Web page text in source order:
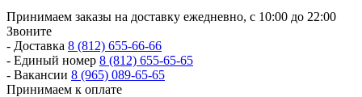
Принимаем заказы на доставку ежедневно, с 10:00 до 22:00
Звоните
- Доставка 8 (812) 655-66-66
- Единый номер 8 (812) 655-65-65
- Вакансии 8 (965) 089-65-65
Принимаем к оплате